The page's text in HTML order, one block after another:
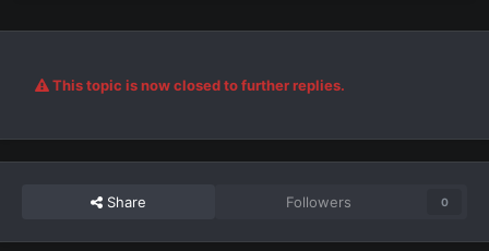
This topic is now closed to further replies.
Share Followers 0